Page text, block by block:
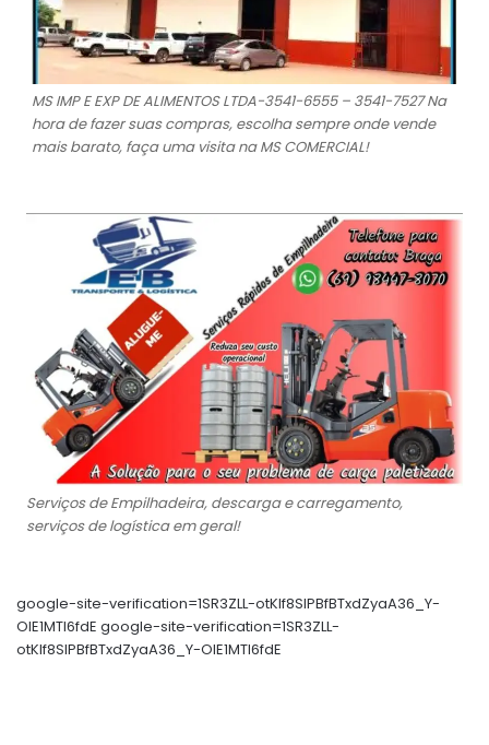
MS IMP E EXP DE ALIMENTOS LTDA-3541-6555 – 3541-7527 Na
hora de fazer suas compras, escolha sempre onde vende
mais barato, faça uma visita na MS COMERCIAL!
Serviços de Empilhadeira, descarga e carregamento,
serviços de logística em geral!
google-site-verification=1SR3ZLL-otKIf8SlPBfBTxdZyaA36_Y-
OIE1MTl6fdE google-site-verification=1SR3ZLL-
otKIf8SlPBfBTxdZyaA36_Y-OIE1MTl6fdE